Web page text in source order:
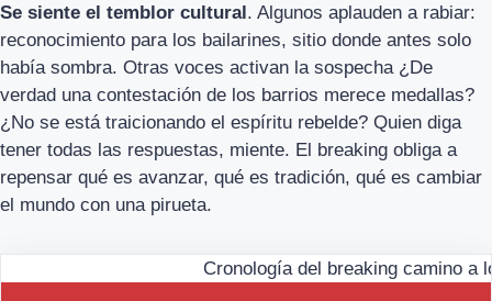
Se siente el temblor cultural. Algunos aplauden a rabiar:
reconocimiento para los bailarines, sitio donde antes solo
había sombra. Otras voces activan la sospecha ¿De
verdad una contestación de los barrios merece medallas?
¿No se está traicionando el espíritu rebelde? Quien diga
tener todas las respuestas, miente. El breaking obliga a
repensar qué es avanzar, qué es tradición, qué es cambiar
el mundo con una pirueta.
Cronología del breaking camino a